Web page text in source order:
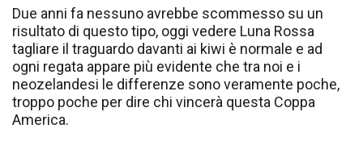
Due anni fa nessuno avrebbe scommesso su un
risultato di questo tipo, oggi vedere Luna Rossa
tagliare il traguardo davanti ai kiwi è normale e ad
ogni regata appare più evidente che tra noi e i
neozelandesi le differenze sono veramente poche,
troppo poche per dire chi vincerà questa Coppa
America.